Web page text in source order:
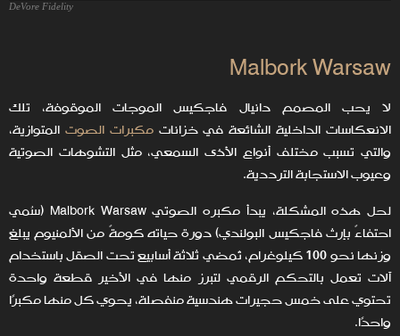
DeVore Fidelity
Malbork Warsaw
لا يحب المصمم دانيال فاجكيس الموجات الموقوفة، تلك
الانعكاسات الداخلية الشائعة في خزاناتمكبرات الصوت المتوازية،
والتي تسبب مختلف أنواع الأذى السمعي، مثل التشوهات الصوتية
وعيوب الاستجابة الترددية.
لحل هذه المشكلة، يبدأ مكبره الصوتي Malbork Warsaw (سُمي
احتفاءً بإرث فاجكيس البولندي) دورة حياته كومةً من الألمنيوم يبلغ
وزنها نحو 100 كيلوغرام، تُمضي ثلاثة أسابيع تحت الصقل باستخدام
آلات تعمل بالتحكم الرقمي لتبرز منها في الأخير قطعة واحدة
تحتوي على خمس حجيرات هندسية منفصلة، يحوي كل منها مكبرًا
واحدًا.